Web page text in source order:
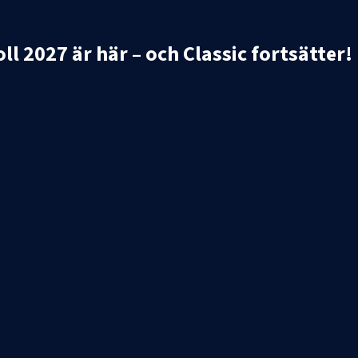
2027 är här – och Classic fortsätter!